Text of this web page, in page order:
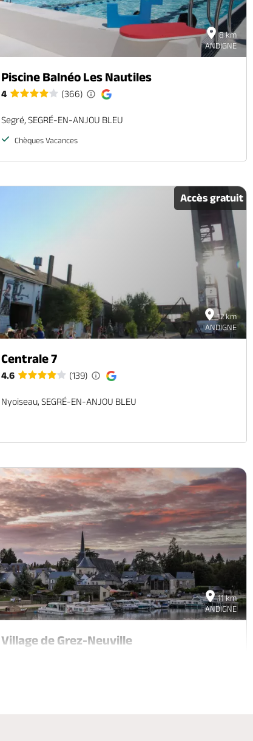
8 km
ANDIGNE
Piscine Balnéo Les Nautiles
4 (366)
Segré, SEGRÉ-EN-ANJOU BLEU
Chèques Vacances
12 km
ANDIGNE
Accès gratuit
Centrale 7
4.6 (139)
Nyoiseau, SEGRÉ-EN-ANJOU BLEU
11 km
ANDIGNE
Village de Grez-Neuville